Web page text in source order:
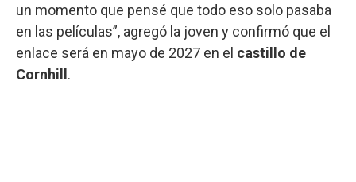
un momento que pensé que todo eso solo pasaba
en las películas”, agregó la joven y confirmó que el
enlace será en mayo de 2027 en el castillo de
Cornhill.